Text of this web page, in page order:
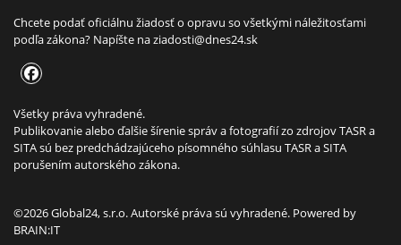
Chcete podať oficiálnu žiadosť o opravu so všetkými náležitosťami
podľa zákona? Napíšte naziadosti@dnes24.sk
Všetky práva vyhradené.
Publikovanie alebo ďalšie šírenie správ a fotografií zo zdrojov TASR a
SITA sú bez predchádzajúceho písomného súhlasu TASR a SITA
porušením autorského zákona.
©2026 Global24, s.r.o. Autorské práva sú vyhradené. Powered by
BRAIN:IT